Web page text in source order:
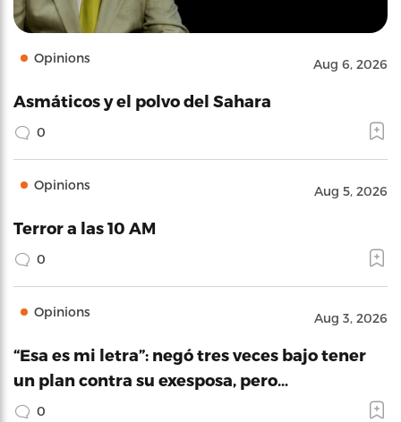
Opinions Aug 6, 2026
Asmáticos y el polvo del Sahara
0
Opinions Aug 5, 2026
Terror a las 10 AM
0
Opinions Aug 3, 2026
“Esa es mi letra”: negó tres veces bajo tener
un plan contra su exesposa, pero…
0